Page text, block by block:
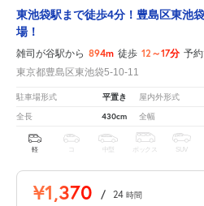
東池袋駅まで徒歩4分！豊島区東池
場！
雑司が谷駅から 894m 徒歩 12～17分 予
東京都豊島区東池袋5-10-11
駐車場形式 平置き 屋内外形式
全長 430cm 全幅
軽 中型 ボックス SUV
¥1,370 / 24 時間